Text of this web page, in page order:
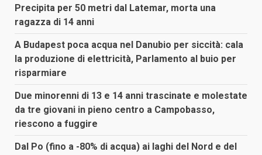
Precipita per 50 metri dal Latemar, morta una
ragazza di 14 anni
A Budapest poca acqua nel Danubio per siccità: cala
la produzione di elettricità, Parlamento al buio per
risparmiare
Due minorenni di 13 e 14 anni trascinate e molestate
da tre giovani in pieno centro a Campobasso,
riescono a fuggire
Dal Po (fino a -80% di acqua) ai laghi del Nord e del